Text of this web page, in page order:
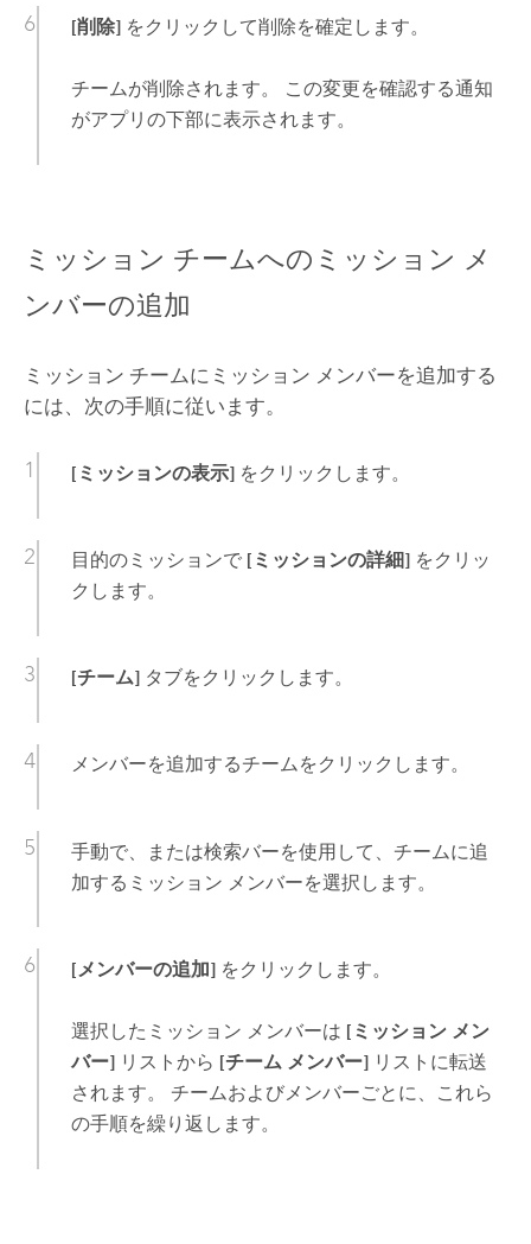
[削除]をクリックして削除を確定します。
チームが削除されます。 この変更を確認する通知
がアプリの下部に表示されます。
ミッション チームへのミッション メ
ンバーの追加
ミッション チームにミッション メンバーを追加する
には、次の手順に従います。
[ミッションの表示]をクリックします。
目的のミッションで [ミッションの詳細]をクリッ
クします。
[チーム]タブをクリックします。
メンバーを追加するチームをクリックします。
手動で、または検索バーを使用して、チームに追
加するミッション メンバーを選択します。
[メンバーの追加]をクリックします。
選択したミッション メンバーは [ミッション メン
バー]リストから [チーム メンバー]リストに転送
されます。 チームおよびメンバーごとに、これら
の手順を繰り返します。